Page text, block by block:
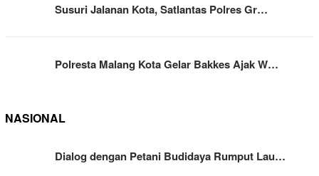
Susuri Jalanan Kota, Satlantas Polres Gr…
Polresta Malang Kota Gelar Bakkes Ajak W…
NASIONAL
Dialog dengan Petani Budidaya Rumput Lau…